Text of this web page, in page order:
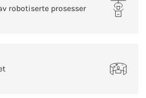
robotiserte prosesser